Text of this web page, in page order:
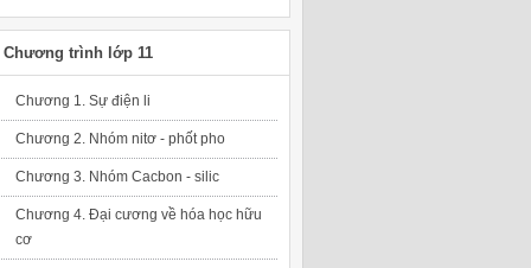
Chương trình lớp 11
Chương 1. Sự điện li
Chương 2. Nhóm nitơ - phốt pho
Chương 3. Nhóm Cacbon - silic
Chương 4. Đại cương về hóa học hữu
cơ